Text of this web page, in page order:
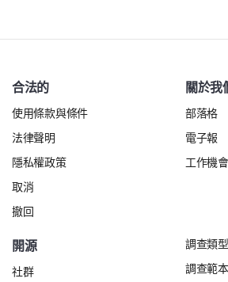
合法的
使用條款與條件
法律聲明
隱私權政策
取消
撤回
關於我
部落格
電子報
工作機會
開源
社群
調查類型
調查範本